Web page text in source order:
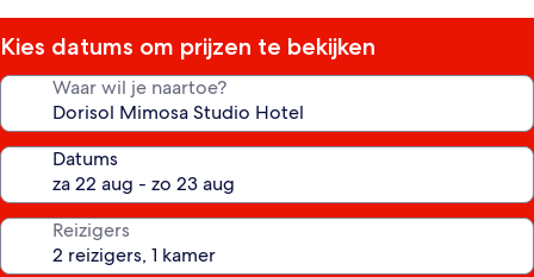
Kies datums om prijzen te bekijken
Waar wil je naartoe?
Datums
Reizigers